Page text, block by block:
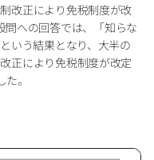
改正により免税制度が改
問への回答では、「知らな
いう結果となり、大半の
正により免税制度が改定
。